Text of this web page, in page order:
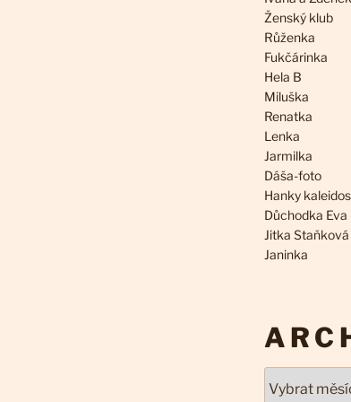
Ženský klub
Růženka
Fukčárinka
Hela B
Miluška
Renatka
Lenka
Jarmilka
Dáša-foto
Hanky
Důchodka Eva
Jitka Staňková
Janinka